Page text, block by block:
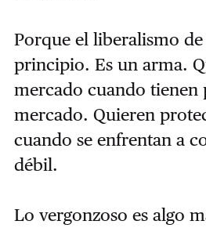
Porque el liberalismo
principio. Es un arma.
mercado cuando tienen
mercado. Quieren
cuando se enfrentan a
débil.
Lo vergonzoso es algo